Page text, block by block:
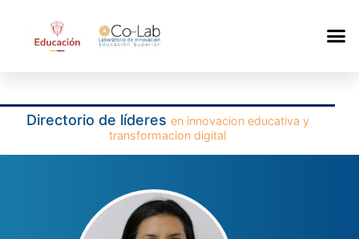
Directorio de líderes en innovacion educativa y
transformacion digital